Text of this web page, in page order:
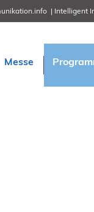
Intelligent
Messe